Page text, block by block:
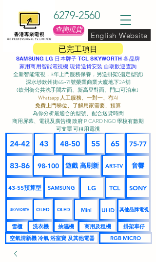
已完工項目
6279-2560
查詢現貨
English Website
SAMSUNG LG 日本牌子 TCL SKYWORTH 各品牌
家用商用智能電視機 現貨送貨安裝 自取歡迎查詢
全新智能電視，3年上門服務保養，另送掛架(指定型號)
深水埗欽州街65-71號榮業商業大廈地下2A舖
(欽州街公共洗手間左面、新高登對面、門口可泊車) ​
Whatsapp 人工服務、一對一、冇AI
免費上門睇位、了解用家需要、預算
為你分析最適合的型號、配合送貨時間
商用屏幕、電視及廣告機 政府 P CARD NGO 學校有數期
可支票 可租用電視
24-42 43 48-50 55 65 75-77
83-86 98-100 遊戲 高刷新 ART-TV 音響
43-55預算型 SAMSUNG LG TCL SONY
SKYWORTH QLED OLED Mini UHD 其他品牌電視
雪櫃 洗衣機 抽濕機 商用及租機
掛架車仔
空氣清新機 冷氣 浴室寶 及其他電器
RGB MICRO